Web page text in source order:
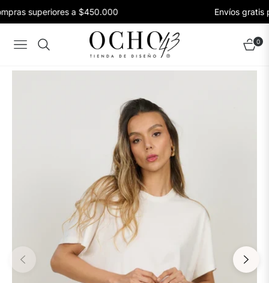
superiores a $450.000 Envíos gratis
Navigation Carrito
0